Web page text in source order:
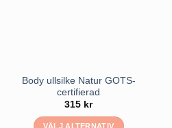
Body ullsilke Natur GOTS-
certifierad
315 kr
VÄLJ ALTERNATIV